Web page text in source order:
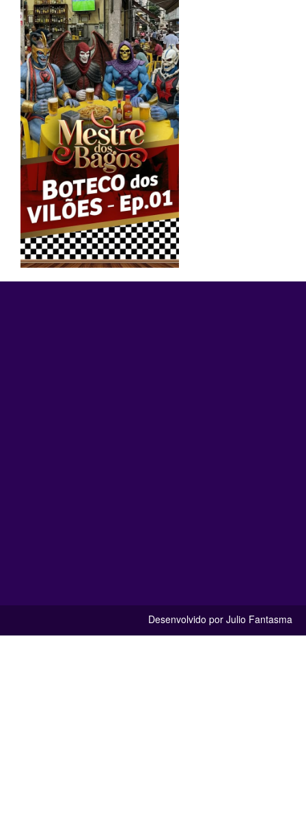
Desenvolvido por Julio Fantasma